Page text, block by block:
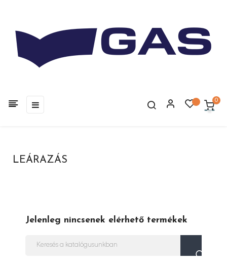
Toggle
navigation
☰ 0
LEÁRAZÁS
Jelenleg nincsenek elérhető termékek